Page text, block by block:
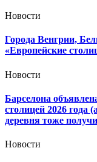
Новости
Города Венгрии,
«Европейские
Новости
Барселона
столицей 2026 года
деревня тоже
Новости